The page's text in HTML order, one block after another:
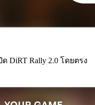
ด DiRT Rally 2.0 โดยตรง